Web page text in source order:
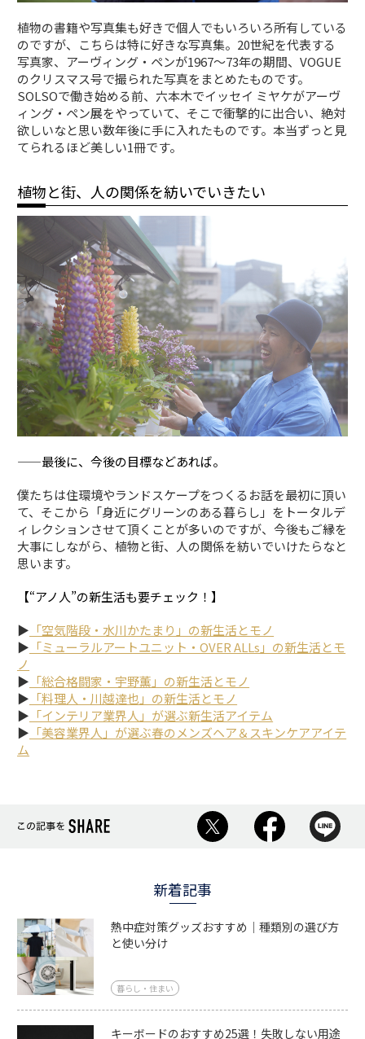
植物の書籍や写真集も好きで個人でもいろいろ所有している
のですが、こちらは特に好きな写真集。20世紀を代表する
写真家、アーヴィング・ペンが1967〜73年の期間、VOGUE
のクリスマス号で撮られた写真をまとめたものです。
SOLSOで働き始める前、六本木でイッセイ ミヤケがアーヴ
ィング・ペン展をやっていて、そこで衝撃的に出合い、絶対
欲しいなと思い数年後に手に入れたものです。本当ずっと見
てられるほど美しい1冊です。
植物と街、人の関係を紡いでいきたい
——最後に、今後の目標などあれば。
僕たちは住環境やランドスケープをつくるお話を最初に頂い
て、そこから「身近にグリーンのある暮らし」をトータルデ
ィレクションさせて頂くことが多いのですが、今後もご縁を
大事にしながら、植物と街、人の関係を紡いでいけたらなと
思います。
【“アノ人”の新生活も要チェック！】
▶ 「空気階段・水川かたまり」の新生活とモノ
▶ 「ミューラルアートユニット・OVER ALLs」の新生活とモ
ノ
▶ 「総合格闘家・宇野薫」の新生活とモノ
▶ 「料理人・川越達也」の新生活とモノ
▶ 「インテリア業界人」が選ぶ新生活アイテム
▶ 「美容業界人」が選ぶ春のメンズヘア＆スキンケアアイテ
ム
新着記事
熱中症対策グッズおすすめ｜種類別の選び方
と使い分け
暮らし・住まい
キーボードのおすすめ25選！失敗しない用途